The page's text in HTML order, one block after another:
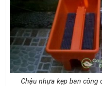
Chậu nhựa kẹp ban công